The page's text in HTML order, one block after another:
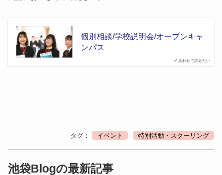
あわせて読みたい
個別相談/学校説明会/オープンキャ
ンパス
タグ： イベント 特別活動・スクーリング
池袋Blogの最新記事